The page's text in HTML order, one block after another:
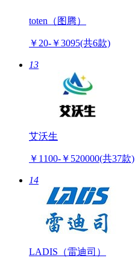
toten（图腾）
￥20-￥3095(共6款)
13
艾沃生
￥1100-￥520000(共37款)
14
LADIS（雷迪司）